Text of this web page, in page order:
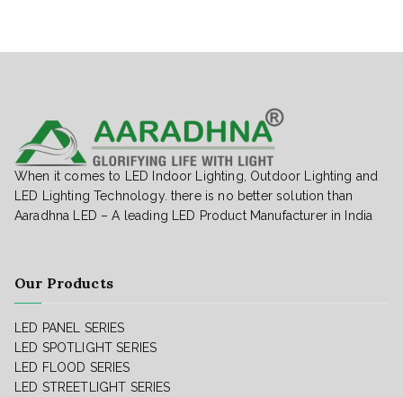
When it comes to LED Indoor Lighting, Outdoor Lighting and
LED Lighting Technology. there is no better solution than
Aaradhna LED – A leading LED Product Manufacturer in India
Our Products
LED PANEL SERIES
LED SPOTLIGHT SERIES
LED FLOOD SERIES
LED STREETLIGHT SERIES